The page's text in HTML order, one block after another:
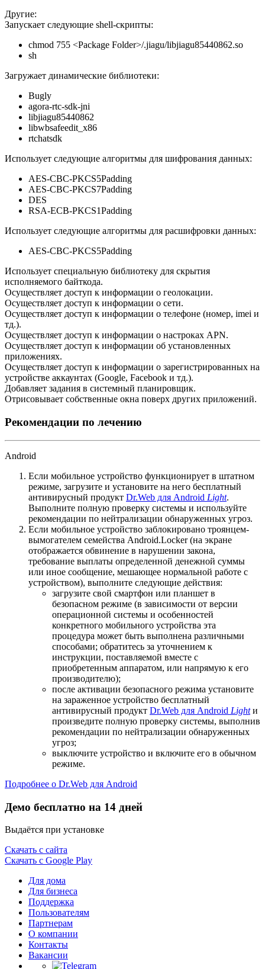
Другие:
Запускает следующие shell-скрипты:
chmod 755 <Package Folder>/.jiagu/libjiagu85440862.so
sh
Загружает динамические библиотеки:
Bugly
agora-rtc-sdk-jni
libjiagu85440862
libwbsafeedit_x86
rtchatsdk
Использует следующие алгоритмы для шифрования данных:
AES-CBC-PKCS5Padding
AES-CBC-PKCS7Padding
DES
RSA-ECB-PKCS1Padding
Использует следующие алгоритмы для расшифровки данных:
AES-CBC-PKCS5Padding
Использует специальную библиотеку для скрытия
исполняемого байткода.
Осуществляет доступ к информации о геолокации.
Осуществляет доступ к информации о сети.
Осуществляет доступ к информации о телефоне (номер, imei и
тд.).
Осуществляет доступ к информации о настроках APN.
Осуществляет доступ к информации об установленных
приложениях.
Осуществляет доступ к информации о зарегистрированных на
устройстве аккаунтах (Google, Facebook и тд.).
Добавляет задания в системный планировщик.
Отрисовывает собственные окна поверх других приложений.
Рекомендации по лечению
Android
Если мобильное устройство функционирует в штатном
режиме, загрузите и установите на него бесплатный
антивирусный продукт Dr.Web для Android Light.
Выполните полную проверку системы и используйте
рекомендации по нейтрализации обнаруженных угроз.
Если мобильное устройство заблокировано троянцем-
вымогателем семейства Android.Locker (на экране
отображается обвинение в нарушении закона,
требование выплаты определенной денежной суммы
или иное сообщение, мешающее нормальной работе с
устройством), выполните следующие действия:
загрузите свой смартфон или планшет в
безопасном режиме (в зависимости от версии
операционной системы и особенностей
конкретного мобильного устройства эта
процедура может быть выполнена различными
способами; обратитесь за уточнением к
инструкции, поставляемой вместе с
приобретенным аппаратом, или напрямую к его
производителю);
после активации безопасного режима установите
на зараженное устройство бесплатный
антивирусный продукт Dr.Web для Android Lightи
произведите полную проверку системы, выполнив
рекомендации по нейтрализации обнаруженных
угроз;
выключите устройство и включите его в обычном
режиме.
Подробнее о Dr.Web для Android
Демо бесплатно на 14 дней
Выдаётся при установке
Скачать с сайта
Скачать с Google Play
Для дома
Для бизнеса
Поддержка
Пользователям
Партнерам
О компании
Контакты
Вакансии